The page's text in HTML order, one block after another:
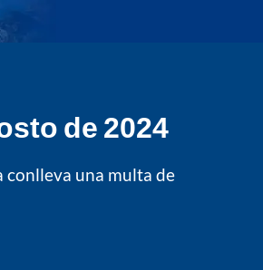
de 2024
conlleva una multa de